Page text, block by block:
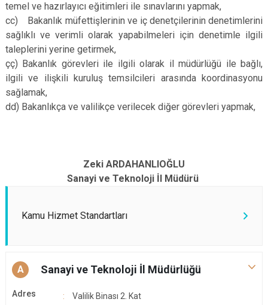
temel ve hazırlayıcı eğitimleri ile sınavlarını yapmak,
cc) Bakanlık müfettişlerinin ve iç denetçilerinin denetimlerini
sağlıklı ve verimli olarak yapabilmeleri için denetimle ilgili
taleplerini yerine getirmek,
çç) Bakanlık görevleri ile ilgili olarak il müdürlüğü ile bağlı,
ilgili ve ilişkili kuruluş temsilcileri arasında koordinasyonu
sağlamak,
dd) Bakanlıkça ve valilikçe verilecek diğer görevleri yapmak,
Zeki ARDAHANLIOĞLU
Sanayi ve Teknoloji İl Müdürü
Kamu Hizmet Standartları
A Sanayi ve Teknoloji İl Müdürlüğü
Adres
Valilik Binası 2. Kat